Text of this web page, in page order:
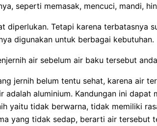
seperti memasak, mencuci, mandi,
diperlukan. Tetapi karena terbatasnya
digunakan untuk berbagai kebutuhan.
air sebelum air baku tersebut
jernih belum tentu sehat, karena air
aluminium. Kandungan ini
yaitu tidak berwarna, tidak memiliki
yang tidak sedap, berarti air tersebut